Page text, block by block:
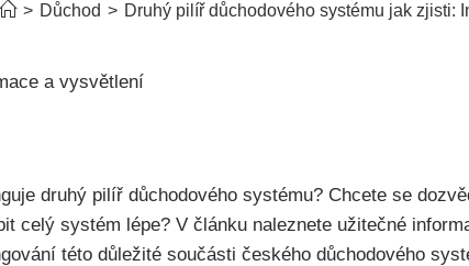
> Důchod > Druhý pilíř důchodového systému jak zjisti:
druhý pilíř důchodového systému? Chcete se
celý systém lépe? V článku naleznete užitečné
této důležité součásti českého důchodového